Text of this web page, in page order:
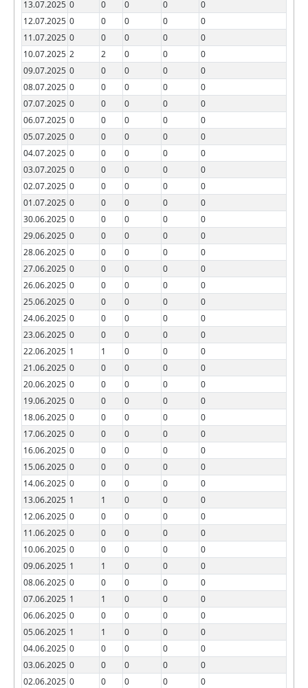
13.07.2025 0 0 0 0
0
12.07.2025 0 0 0 0
0
11.07.2025 0 0 0 0
0
10.07.2025 2 2 0 0
0
09.07.2025 0 0 0 0
0
08.07.2025 0 0 0 0
0
07.07.2025 0 0 0 0
0
06.07.2025 0 0 0 0
0
05.07.2025 0 0 0 0
0
04.07.2025 0 0 0 0
0
03.07.2025 0 0 0 0
0
02.07.2025 0 0 0 0
0
01.07.2025 0 0 0 0
0
30.06.2025 0 0 0 0
0
29.06.2025 0 0 0 0
0
28.06.2025 0 0 0 0
0
27.06.2025 0 0 0 0
0
26.06.2025 0 0 0 0
0
25.06.2025 0 0 0 0
0
24.06.2025 0 0 0 0
0
23.06.2025 0 0 0 0
0
22.06.2025 1 1 0 0
0
21.06.2025 0 0 0 0
0
20.06.2025 0 0 0 0
0
19.06.2025 0 0 0 0
0
18.06.2025 0 0 0 0
0
17.06.2025 0 0 0 0
0
16.06.2025 0 0 0 0
0
15.06.2025 0 0 0 0
0
14.06.2025 0 0 0 0
0
13.06.2025 1 1 0 0
0
12.06.2025 0 0 0 0
0
11.06.2025 0 0 0 0
0
10.06.2025 0 0 0 0
0
09.06.2025 1 1 0 0
0
08.06.2025 0 0 0 0
0
07.06.2025 1 1 0 0
0
06.06.2025 0 0 0 0
0
05.06.2025 1 1 0 0
0
04.06.2025 0 0 0 0
0
03.06.2025 0 0 0 0
0
02.06.2025 0 0 0 0
0